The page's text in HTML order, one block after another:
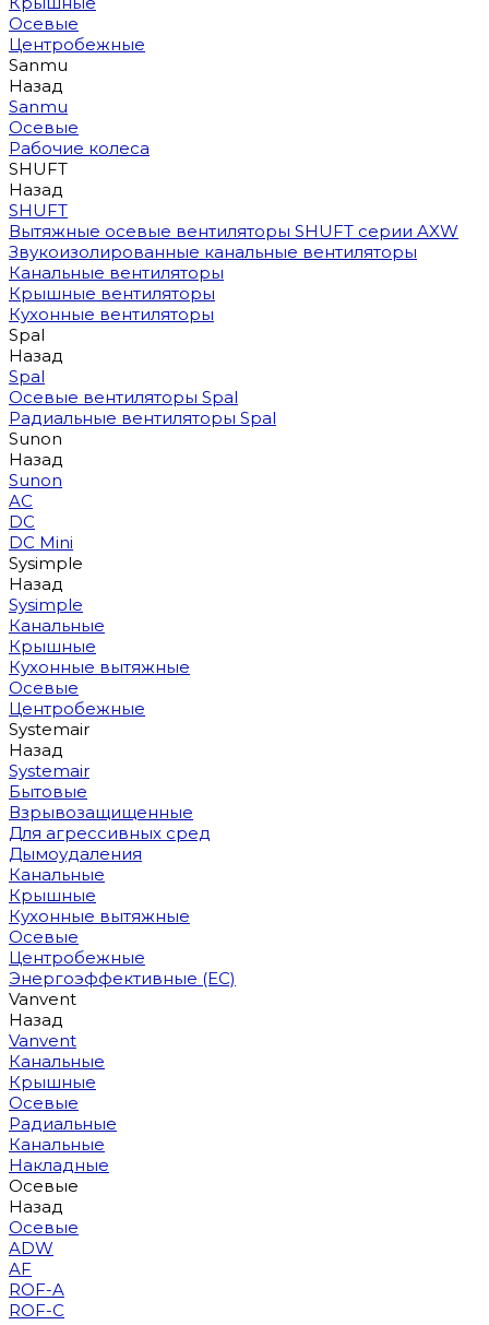
Осевые
Центробежные
Sanmu
Назад
Sanmu
Осевые
Рабочие колеса
SHUFT
Назад
SHUFT
Вытяжные осевые вентиляторы SHUFT серии AXW
Звукоизолированные канальные вентиляторы
Канальные вентиляторы
Крышные вентиляторы
Кухонные вентиляторы
Spal
Назад
Spal
Осевые вентиляторы Spal
Радиальные вентиляторы Spal
Sunon
Назад
Sunon
AC
DC
DC Mini
Sysimple
Назад
Sysimple
Канальные
Крышные
Кухонные вытяжные
Осевые
Центробежные
Systemair
Назад
Systemair
Бытовые
Взрывозащищенные
Для агрессивных сред
Дымоудаления
Канальные
Крышные
Кухонные вытяжные
Осевые
Центробежные
Энергоэффективные (EC)
Vanvent
Назад
Vanvent
Канальные
Крышные
Осевые
Радиальные
Канальные
Накладные
Осевые
Назад
Осевые
ADW
AF
ROF-A
ROF-C